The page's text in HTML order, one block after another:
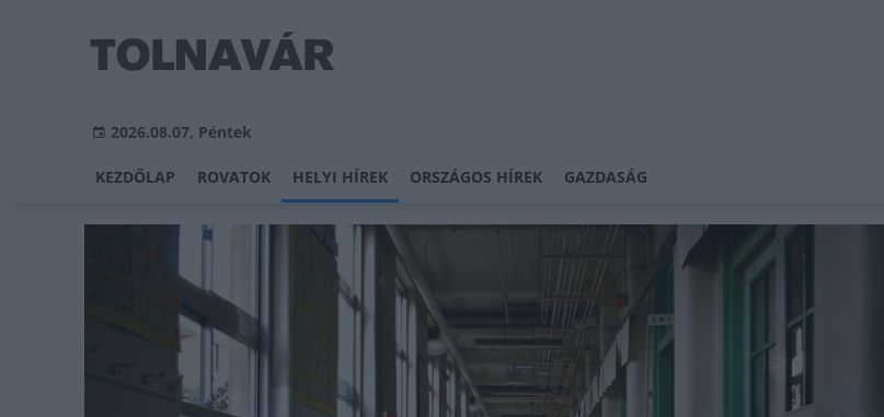
2026.08.07, Péntek
KEZDŐLAP ROVATOK HELYI HÍREK ORSZÁGOS HÍREK GAZDASÁG